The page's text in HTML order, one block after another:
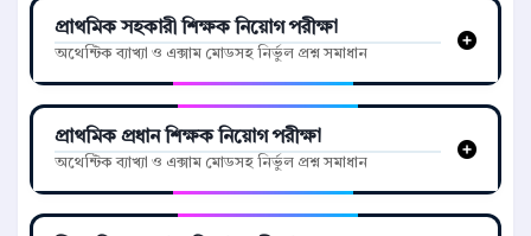
প্রাথমিক সহকারী শিক্ষক নিয়োগ পরীক্ষা
অথেন্টিক ব্যাখ্যা ও এক্সাম মোডসহ নির্ভুল প্রশ্ন সমাধান
প্রাথমিক প্রধান শিক্ষক নিয়োগ পরীক্ষা
অথেন্টিক ব্যাখ্যা ও এক্সাম মোডসহ নির্ভুল প্রশ্ন সমাধান